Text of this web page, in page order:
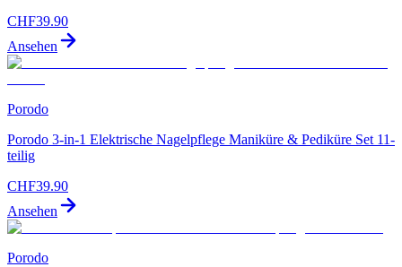
CHF39.90
Ansehen
Porodo
Porodo 3-in-1 Elektrische Nagelpflege Maniküre & Pediküre Set 11-
teilig
CHF39.90
Ansehen
Porodo